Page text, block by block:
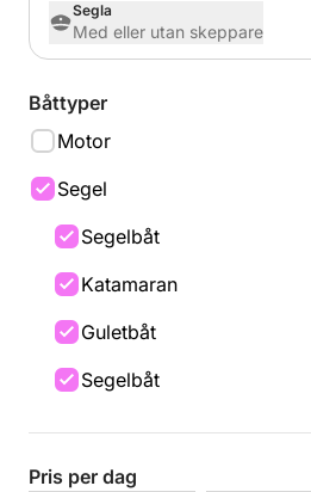
Segla
Med eller utan skeppare
Båttyper
Motor
Segel
Segelbåt
Katamaran
Guletbåt
Segelbåt
Pris per dag